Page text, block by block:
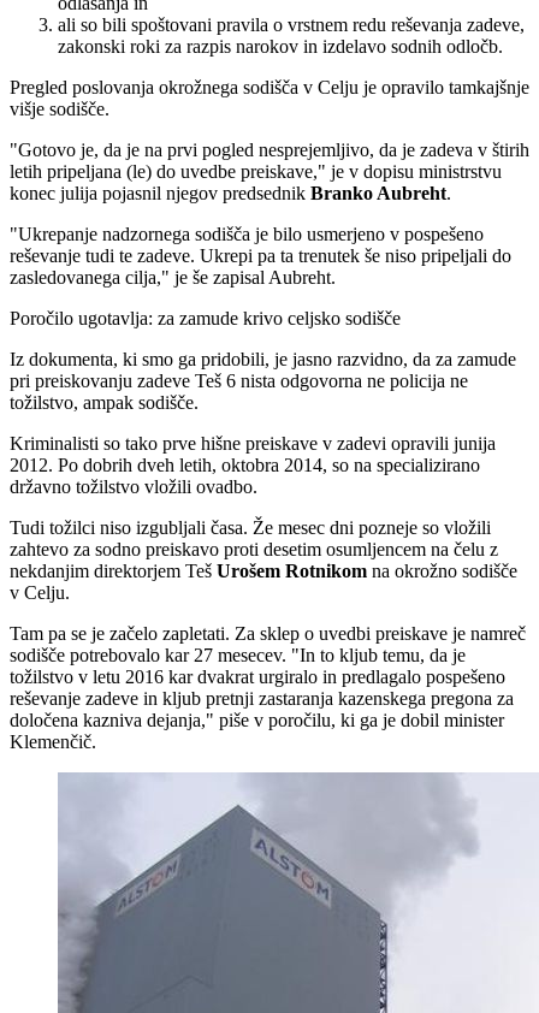
ali so bili spoštovani pravila o vrstnem redu reševanja zadeve,
zakonski roki za razpis narokov in izdelavo sodnih odločb.
Pregled poslovanja okrožnega sodišča v Celju je opravilo tamkajšnje
višje sodišče.
"Gotovo je, da je na prvi pogled nesprejemljivo, da je zadeva v štirih
letih pripeljana (le) do uvedbe preiskave," je v dopisu ministrstvu
konec julija pojasnil njegov predsednik Branko Aubreht.
"Ukrepanje nadzornega sodišča je bilo usmerjeno v pospešeno
reševanje tudi te zadeve. Ukrepi pa ta trenutek še niso pripeljali do
zasledovanega cilja," je še zapisal Aubreht.
Poročilo ugotavlja: za zamude krivo celjsko sodišče
Iz dokumenta, ki smo ga pridobili, je jasno razvidno, da za zamude
pri preiskovanju zadeve Teš 6 nista odgovorna ne policija ne
tožilstvo, ampak sodišče.
Kriminalisti so tako prve hišne preiskave v zadevi opravili junija
2012. Po dobrih dveh letih, oktobra 2014, so na specializirano
državno tožilstvo vložili ovadbo.
Tudi tožilci niso izgubljali časa. Že mesec dni pozneje so vložili
zahtevo za sodno preiskavo proti desetim osumljencem na čelu z
nekdanjim direktorjem Teš Urošem Rotnikom na okrožno sodišče
v Celju.
Tam pa se je začelo zapletati. Za sklep o uvedbi preiskave je namreč
sodišče potrebovalo kar 27 mesecev. "In to kljub temu, da je
tožilstvo v letu 2016 kar dvakrat urgiralo in predlagalo pospešeno
reševanje zadeve in kljub pretnji zastaranja kazenskega pregona za
določena kazniva dejanja," piše v poročilu, ki ga je dobil minister
Klemenčič.